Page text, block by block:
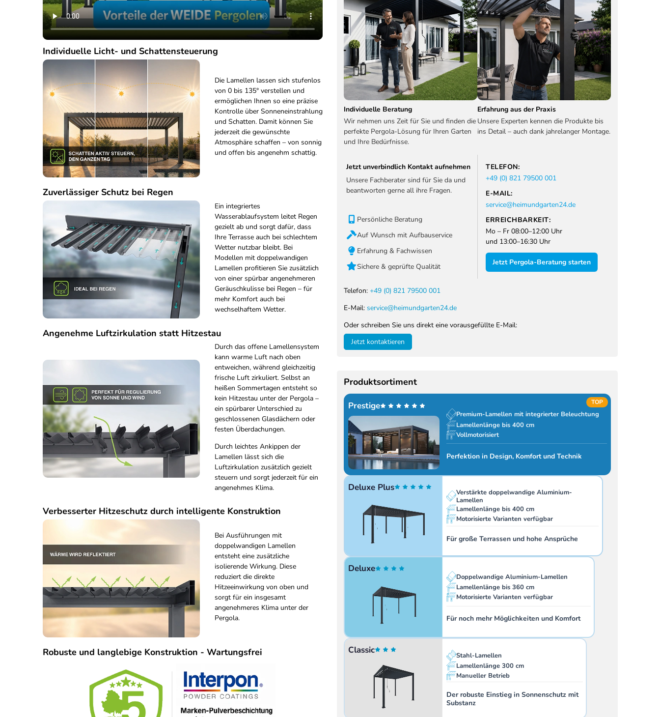
Individuelle Licht- und Schattensteuerung
Die Lamellen lassen sich stufenlos
von 0 bis 135° verstellen und
ermöglichen Ihnen so eine präzise
Kontrolle über Sonneneinstrahlung
und Schatten. Damit können Sie
jederzeit die gewünschte
Atmosphäre schaffen – von sonnig
und offen bis angenehm schattig.
Zuverlässiger Schutz bei Regen
Ein integriertes
Wasserablaufsystem leitet Regen
gezielt ab und sorgt dafür, dass
Ihre Terrasse auch bei schlechtem
Wetter nutzbar bleibt. Bei
Modellen mit doppelwandigen
Lamellen profitieren Sie zusätzlich
von einer spürbar angenehmeren
Geräuschkulisse bei Regen – für
mehr Komfort auch bei
wechselhaftem Wetter.
Angenehme Luftzirkulation statt Hitzestau
Durch das offene Lamellensystem
kann warme Luft nach oben
entweichen, während gleichzeitig
frische Luft zirkuliert. Selbst an
heißen Sommertagen entsteht so
kein Hitzestau unter der Pergola –
ein spürbarer Unterschied zu
geschlossenen Glasdächern oder
festen Überdachungen.
Durch leichtes Ankippen der
Lamellen lässt sich die
Luftzirkulation zusätzlich gezielt
steuern und sorgt jederzeit für ein
angenehmes Klima.
Verbesserter Hitzeschutz durch intelligente Konstruktion
Bei Ausführungen mit
doppelwandigen Lamellen
entsteht eine zusätzliche
isolierende Wirkung. Diese
reduziert die direkte
Hitzeeinwirkung von oben und
sorgt für ein insgesamt
angenehmeres Klima unter der
Pergola.
Robuste und langlebige Konstruktion - Wartungsfrei
Individuelle Beratung
Wir nehmen uns Zeit für Sie und finden die
perfekte Pergola-Lösung für Ihren Garten
und Ihre Bedürfnisse.
Erfahrung aus der Praxis
Unsere Experten kennen die Produkte bis
ins Detail – auch dank jahrelanger Montage.
Jetzt unverbindlich Kontakt aufnehmen
Unsere Fachberater sind für Sie da und
beantworten gerne all ihre Fragen.
Persönliche Beratung
Auf Wunsch mit Aufbauservice
Erfahrung & Fachwissen
Sichere & geprüfte Qualität
TELEFON:
+49 (0) 821 79500 001
E-MAIL:
service@heimundgarten24.de
ERREICHBARKEIT:
Mo – Fr 08:00–12:00 Uhr
und 13:00–16:30 Uhr
Jetzt Pergola-Beratung starten
Telefon: +49 (0) 821 79500 001
E-Mail: service@heimundgarten24.de
Oder schreiben Sie uns direkt eine vorausgefüllte E-Mail:
Jetzt kontaktieren
Produktsortiment
Prestige TOP
Premium-Lamellen mit integrierter Beleuchtung
Lamellenlänge bis 400 cm
Vollmotorisiert
Perfektion in Design, Komfort und Technik
Deluxe Plus
Verstärkte doppelwandige Aluminium-
Lamellen
Lamellenlänge bis 400 cm
Motorisierte Varianten verfügbar
Für große Terrassen und hohe Ansprüche
Deluxe
Doppelwandige Aluminium-Lamellen
Lamellenlänge bis 360 cm
Motorisierte Varianten verfügbar
Für noch mehr Möglichkeiten und Komfort
Classic
Stahl-Lamellen
Lamellenlänge 300 cm
Manueller Betrieb
Der robuste Einstieg in Sonnenschutz mit
Substanz